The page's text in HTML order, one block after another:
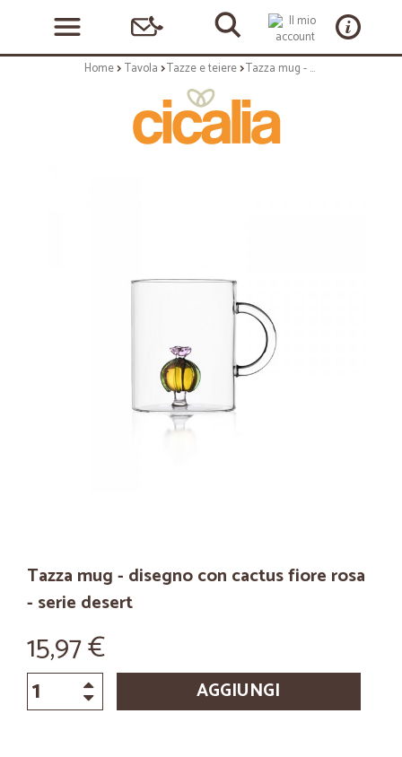
Home Tavola Tazze e teiere Tazza mug - disegno con cactus fiore rosa - serie desert
Tazza mug - disegno con cactus fiore rosa
- serie desert
15,97 €
AGGIUNGI